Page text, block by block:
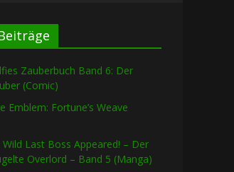
Zauberbuch Band 6: Der
(Comic)
Emblem: Fortune’s Weave
Wild Last Boss Appeared! – Der
Overlord – Band 5 (Manga)